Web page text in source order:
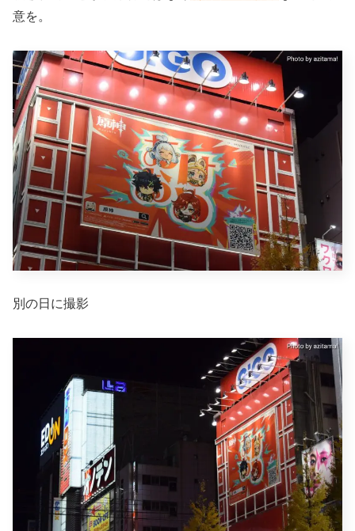
意を。
別の日に撮影